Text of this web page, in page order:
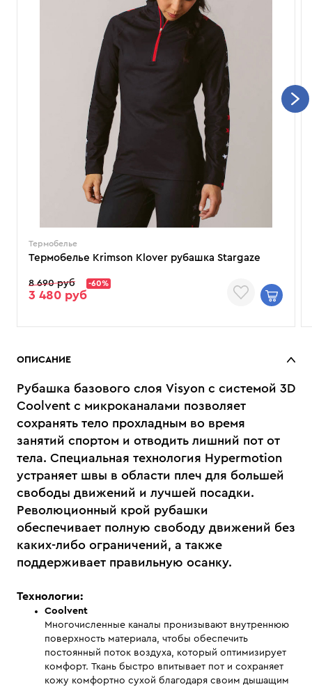
Термобелье
Термобелье Krimson Klover рубашка Stargaze
8 690 руб -60%
3 480 руб
ОПИСАНИЕ
Рубашка базового слоя Visyon с системой 3D
Coolvent с микроканалами позволяет
сохранять тело прохладным во время
занятий спортом и отводить лишний пот от
тела. Специальная технология Hypermotion
устраняет швы в области плеч для большей
свободы движений и лучшей посадки.
Революционный крой рубашки
обеспечивает полную свободу движений без
каких-либо ограничений, а также
поддерживает правильную осанку.
Технологии:
Coolvent
Многочисленные каналы пронизывают внутреннюю
поверхность материала, чтобы обеспечить
постоянный поток воздуха, который оптимизирует
комфорт. Ткань быстро впитывает пот и сохраняет
кожу комфортно сухой благодаря своим дышащим